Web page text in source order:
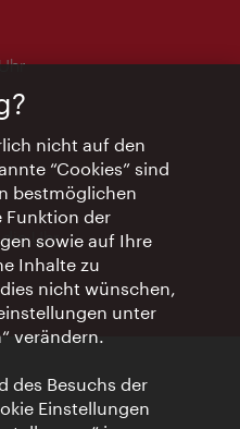
Uhr
nicht auf den
“Cookies” sind
bestmöglichen
Funktion der
sowie auf Ihre
Inhalte zu
nicht wünschen,
unter
verändern.
des Besuchs der
Einstellungen